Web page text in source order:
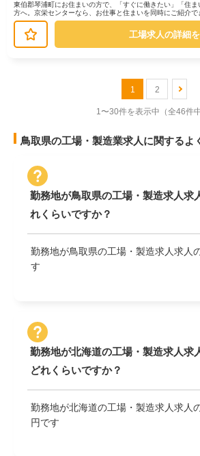
東伯郡琴浦町にお住まいの方で、「すぐに働きたい」「住
方へ。京栄センターなら、お仕事と住まいを同時にご紹介
あるの？」→ 製造・組立・検査・軽...
工場求人の詳細
1 2
1〜30件を表示中 （全46件
鳥取県の工場・製造業求人に関するよ
勤務地が鳥取県の工場・製造求人求
れくらいですか？
勤務地が鳥取県の工場・製造求人求人
す
勤務地が北海道の工場・製造求人求
どれくらいですか？
勤務地が北海道の工場・製造求人求人
円です